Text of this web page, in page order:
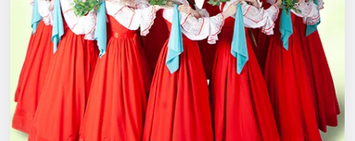
Города
Площадки
Артисты